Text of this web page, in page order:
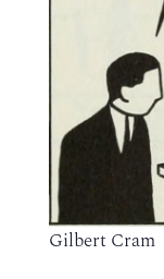
Gilbert Cram